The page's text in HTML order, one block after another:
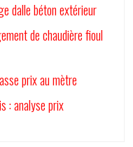
dalle béton extérieur
de chaudière fioul
prix au mètre
: analyse prix